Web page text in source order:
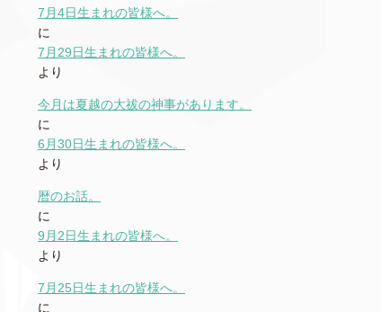
7月4日生まれの皆様へ。
に
7月29日生まれの皆様へ。
より
今月は夏越の大祓の神事があります。
に
6月30日生まれの皆様へ。
より
暦のお話。
に
9月2日生まれの皆様へ。
より
7月25日生まれの皆様へ。
に